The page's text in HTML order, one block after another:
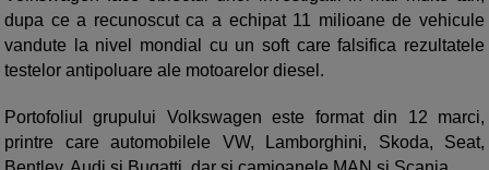
dupa ce a recunoscut ca a echipat 11 milioane de vehicule
vandute la nivel mondial cu un soft care falsifica rezultatele
testelor antipoluare ale motoarelor diesel.
Portofoliul grupului Volkswagen este format din 12 marci,
printre care automobilele VW, Lamborghini, Skoda, Seat,